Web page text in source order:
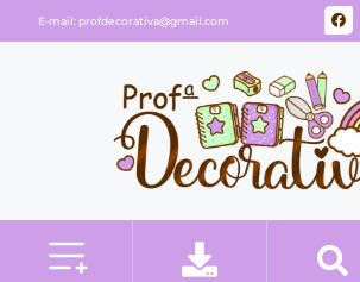
E-mail: profdecorativa@gmail.com